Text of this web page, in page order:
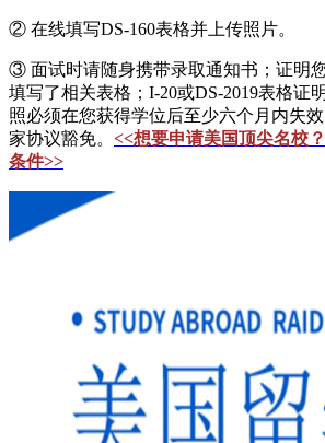
② 在线填写DS-160表格并上传照片。
③ 面试时请随身携带录取通知书；证明
填写了相关表格；I-20或DS-2019表格证
照必须在您获得学位后至少六个月内失
家协议豁免。 <<想要申请美国顶尖名校
条件>>